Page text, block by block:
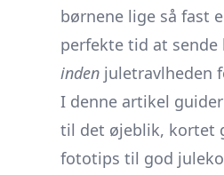
børnene lige så fast
perfekte tid at
inden juletravlheden
I denne artikel
til det øjeblik, kortet
fototips til god